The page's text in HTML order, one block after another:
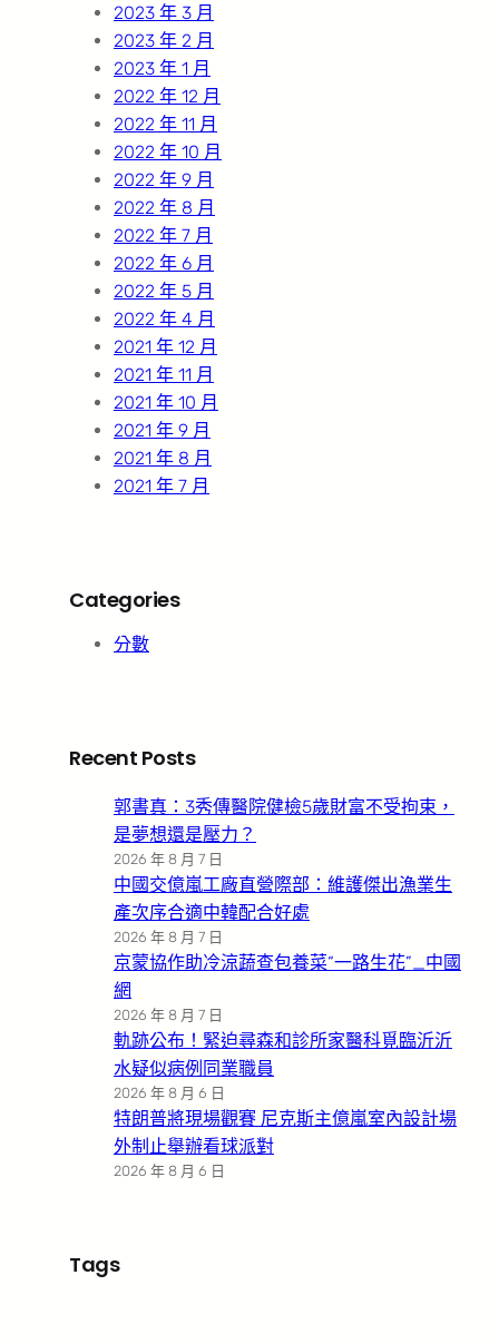
2023 年 3 月
2023 年 2 月
2023 年 1 月
2022 年 12 月
2022 年 11 月
2022 年 10 月
2022 年 9 月
2022 年 8 月
2022 年 7 月
2022 年 6 月
2022 年 5 月
2022 年 4 月
2021 年 12 月
2021 年 11 月
2021 年 10 月
2021 年 9 月
2021 年 8 月
2021 年 7 月
Categories
分數
Recent Posts
郭書真：3秀傳醫院健檢5歲財富不受拘束，
是夢想還是壓力？
2026 年 8 月 7 日
中國交億嵐工廠直營際部：維護傑出漁業生
產次序合適中韓配合好處
2026 年 8 月 7 日
京蒙協作助冷涼蔬查包養菜“一路生花”_中國
網
2026 年 8 月 7 日
軌跡公布！緊迫尋森和診所家醫科覓臨沂沂
水疑似病例同業職員
2026 年 8 月 6 日
特朗普將現場觀賽 尼克斯主億嵐室內設計場
外制止舉辦看球派對
2026 年 8 月 6 日
Tags